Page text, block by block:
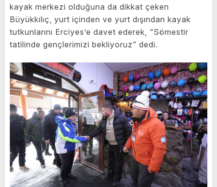
kayak merkezi olduğuna da dikkat çeken
Büyükkılıç, yurt içinden ve yurt dışından kayak
tutkunlarını Erciyes’e davet ederek, “Sömestir
tatilinde gençlerimizi bekliyoruz” dedi.